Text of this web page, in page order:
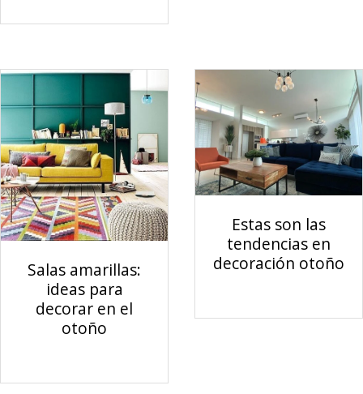
Salas amarillas:
ideas para
decorar en el
otoño
Estas son las
tendencias en
decoración otoño